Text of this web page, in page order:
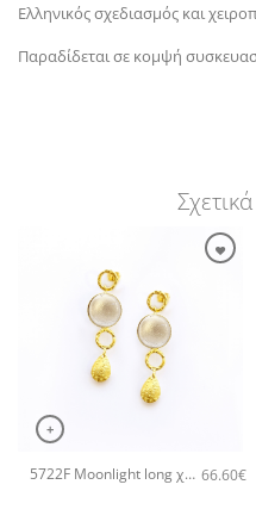
Ελληνικός σχεδιασμός και
Παραδίδεται σε κομψή
+
5722F Moonlight long χειροποίητα σκουλαρίκια Catherine bijoux Άσπρο 66.60€